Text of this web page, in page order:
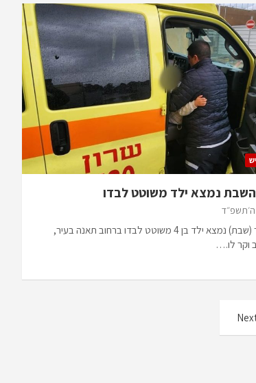
נמצא ילד משוטט לבדו
ה׳תשפ״ד
לפנות בוקר (שבת) נמצא ילד בן 4 משוטט לבדו ברחוב תאנה בעיר,
וקר לו.…